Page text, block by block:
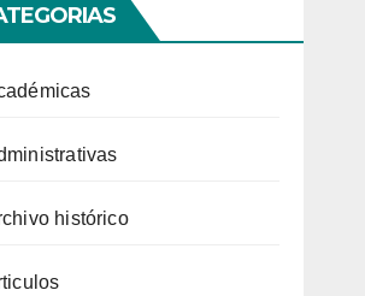
histórico